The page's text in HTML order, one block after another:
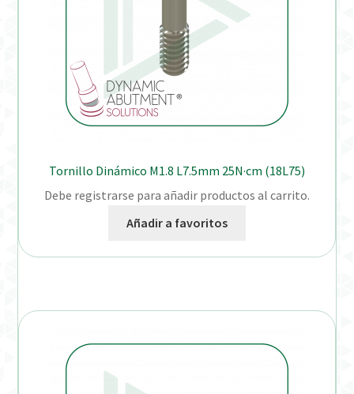
Tornillo Dinámico M1.8 L7.5mm 25N·cm (18L75)
Debe registrarse para añadir productos al carrito.
Añadir a favoritos